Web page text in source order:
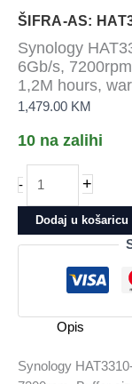
ŠIFRA-AS:
Synology
6Gb/s,
1,2M hours,
1,479.00 KM
10 na zalihi
-
HAT3310-
12T
12TB
6Gb/s,
7200rpm,
Buffer
size
+
Dodaj u košaricu
Opis
Synology